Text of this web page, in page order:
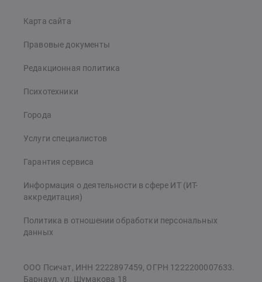
Карта сайта
Правовые документы
Редакционная политика
Психотехники
Города
Услуги специалистов
Гарантия сервиса
Информация о деятельности в сфере ИТ (ИТ-
аккредитация)
Политика в отношении обработки персональных
данных
ООО Псичат, ИНН 2222897459, ОГРН 1222200007633.
Барнаул, ул. Шумакова 18